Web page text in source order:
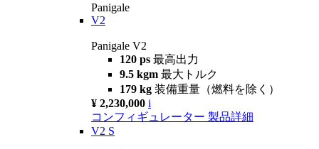
Panigale
V2
Panigale V2
120 ps 最高出力
9.5 kgm 最大トルク
179 kg 装備重量（燃料を除く）
¥ 2,230,000 i
コンフィギュレーター 製品詳細
V2 S